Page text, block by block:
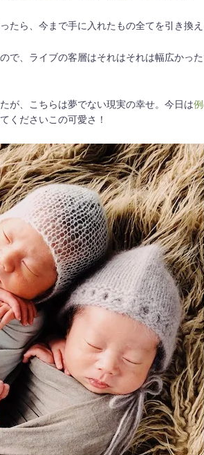
ら、今まで手に入れたもの全てを引き換え
で、ライブの客層はそれはそれは幅広かっ
が、こちらは夢でない現実の幸せ。今日は
くださいこの可愛さ！